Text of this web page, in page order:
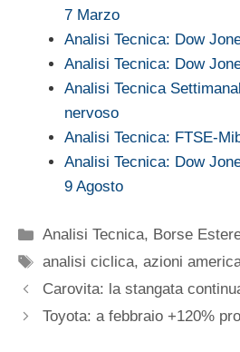
7 Marzo
Analisi Tecnica: Dow
Analisi Tecnica: Dow
Analisi Tecnica
nervoso
Analisi Tecnica: FTSE-
Analisi Tecnica: Dow
9 Agosto
Categorie
Analisi Tecnica, Borse
Tag
analisi ciclica,azioni
Carovita: la stangata
Toyota: a febbraio +120%